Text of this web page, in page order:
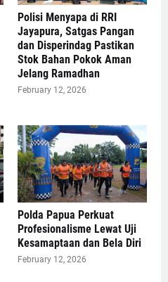
Polisi Menyapa di RRI
Jayapura, Satgas Pangan
dan Disperindag Pastikan
Stok Bahan Pokok Aman
Jelang Ramadhan
February 12, 2026
Polda Papua Perkuat
Profesionalisme Lewat Uji
Kesamaptaan dan Bela Diri
February 12, 2026